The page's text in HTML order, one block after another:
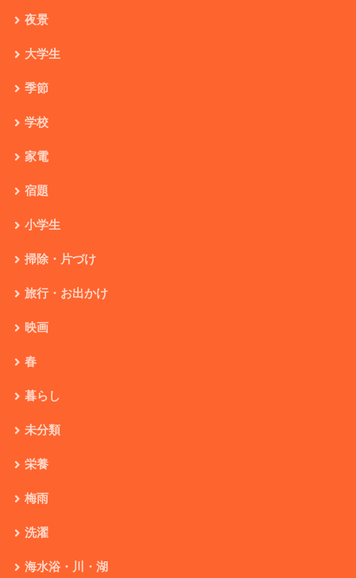
夜景
大学生
季節
学校
家電
宿題
小学生
掃除・片づけ
旅行・お出かけ
映画
春
暮らし
未分類
栄養
梅雨
洗濯
海水浴・川・湖